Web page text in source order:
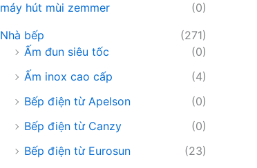
máy hút mùi zemmer
(0)
Nhà bếp
(271)
Ấm đun siêu tốc
(0)
Ấm inox cao cấp
(4)
Bếp điện từ Apelson
(0)
Bếp điện từ Canzy
(0)
Bếp điện từ Eurosun
(23)